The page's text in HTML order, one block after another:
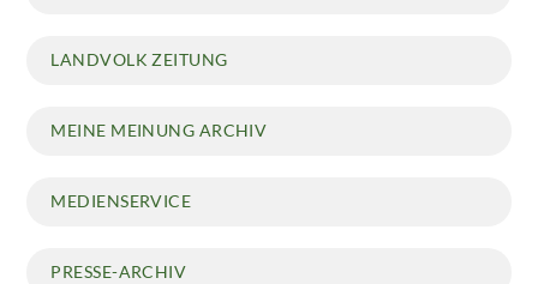
LANDVOLK ZEITUNG
MEINE MEINUNG ARCHIV
MEDIENSERVICE
PRESSE-ARCHIV